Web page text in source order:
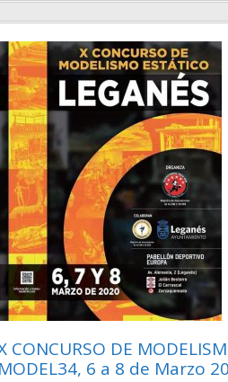
CONCURSO DE
MODEL34, 6 a 8 de Marzo